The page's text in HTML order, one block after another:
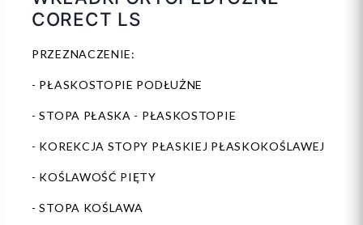
CORECT LS
PRZEZNACZENIE:
- PŁASKOSTOPIE PODŁUŻNE
- STOPA PŁASKA - PŁASKOSTOPIE
- KOREKCJA STOPY PŁASKIEJ PŁASKOKOŚLAWEJ
- KOŚLAWOŚĆ PIĘTY
- STOPA KOŚLAWA